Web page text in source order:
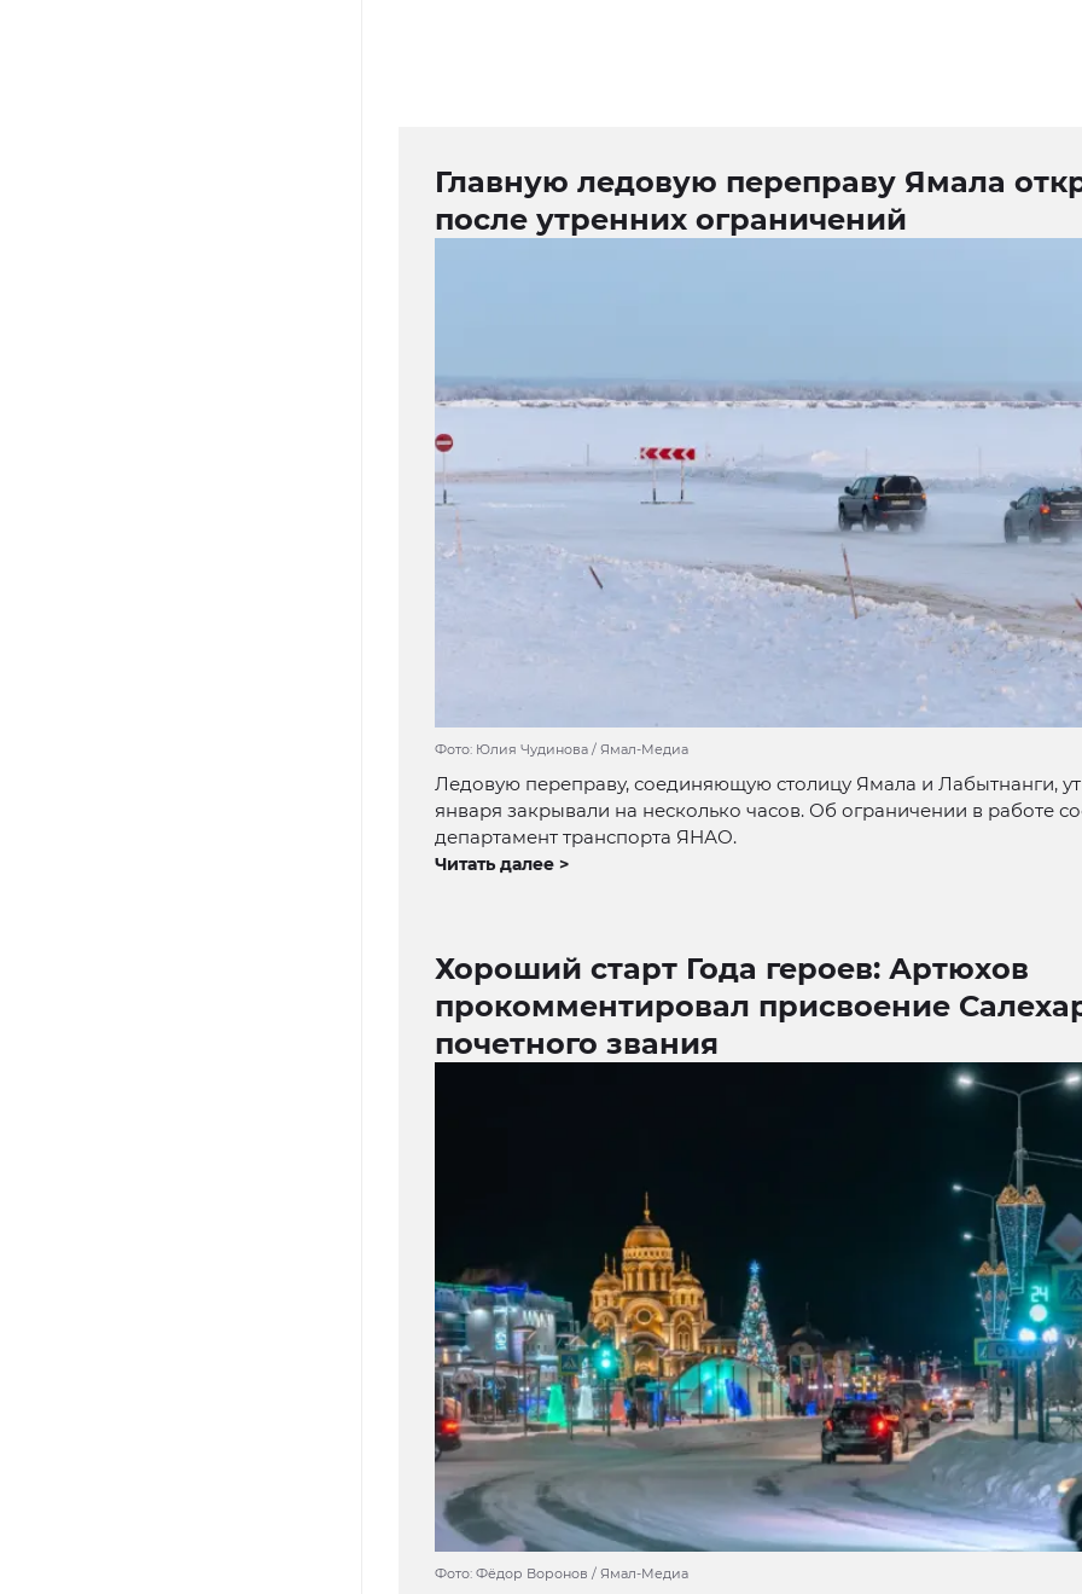
Главную ледовую переправу Ямала
после утренних ограничений
Фото: Юлия Чудинова / Ямал-Медиа
Ледовую переправу, соединяющую столицу Ямала и Лабытнанги,
января закрывали на несколько часов. Об ограничении в работе
департамент транспорта ЯНАО.
Читать далее >
Хороший старт Года героев: Артюхов
прокомментировал присвоение
почетного звания
Фото: Фёдор Воронов / Ямал-Медиа